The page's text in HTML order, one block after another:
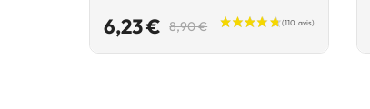
6,23 € 8,90 €
Prix
base
Prix